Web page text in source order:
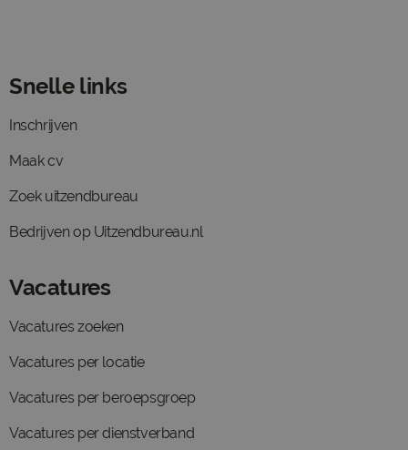
Snelle links
Inschrijven
Maak cv
Zoek uitzendbureau
Bedrijven op Uitzendbureau.nl
Vacatures
Vacatures zoeken
Vacatures per locatie
Vacatures per beroepsgroep
Vacatures per dienstverband